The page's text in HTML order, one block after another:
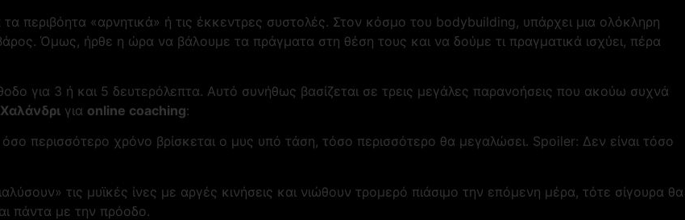
περιβόητα «αρνητικά» ή τις έκκεντρες συστολές. Στον κόσμο του bodybuilding, υπάρχει μια ολόκληρη
Όμως, ήρθε η ώρα να βάλουμε τα πράγματα στη θέση τους και να δούμε τι πραγματικά ισχύει, πέρα
για 3 ή και 5 δευτερόλεπτα. Αυτό συνήθως βασίζεται σε τρεις μεγάλες παρανοήσεις που ακούω συχνά
Χαλάνδρι για online coaching:
περισσότερο χρόνο βρίσκεται ο μυς υπό τάση, τόσο περισσότερο θα μεγαλώσει. Spoiler: Δεν είναι τόσο
τις μυϊκές ίνες με αργές κινήσεις και νιώθουν τρομερό πιάσιμο την επόμενη μέρα, τότε σίγουρα θα
πάντα με την πρόοδο.